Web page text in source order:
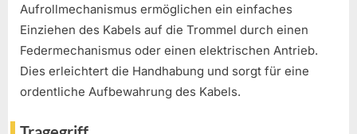
Aufrollmechanismus ermöglichen ein einfaches
Einziehen des Kabels auf die Trommel durch einen
Federmechanismus oder einen elektrischen Antrieb.
Dies erleichtert die Handhabung und sorgt für eine
ordentliche Aufbewahrung des Kabels.